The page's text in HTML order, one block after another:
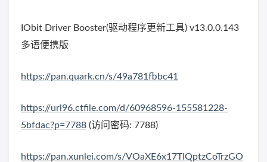
IObit Driver Booster(驱动程序更新工具) v13.0.0.143
多语便携版
https://pan.quark.cn/s/49a781fbbc41
https://url96.ctfile.com/d/60968596-155581228-
5bfdac?p=7788 (访问密码: 7788)
https://pan.xunlei.com/s/VOaXE6x17TIQptzCoTrzGO